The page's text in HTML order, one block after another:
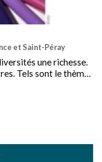
et Saint-Péray
une richesse.
Tels sont le thème
le conseil de